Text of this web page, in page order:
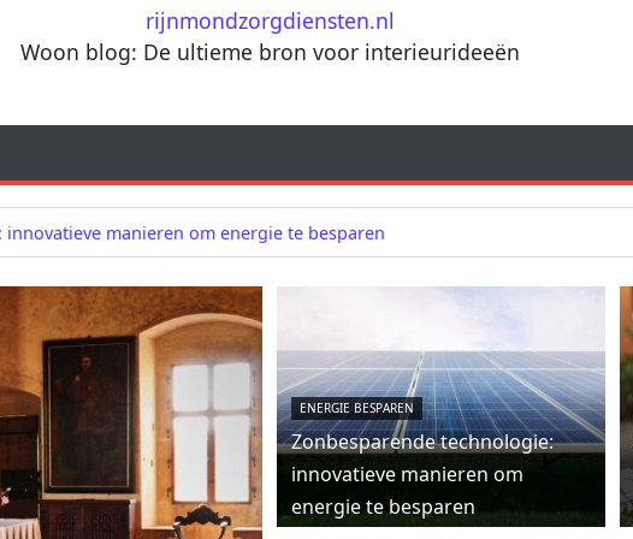
rijnmondzorgdiensten.nl
Woon blog: De ultieme bron voor interieurideeën
manieren om energie te besparen
ENERGIE BESPAREN
Zonbesparende technologie:
innovatieve manieren om
energie te besparen